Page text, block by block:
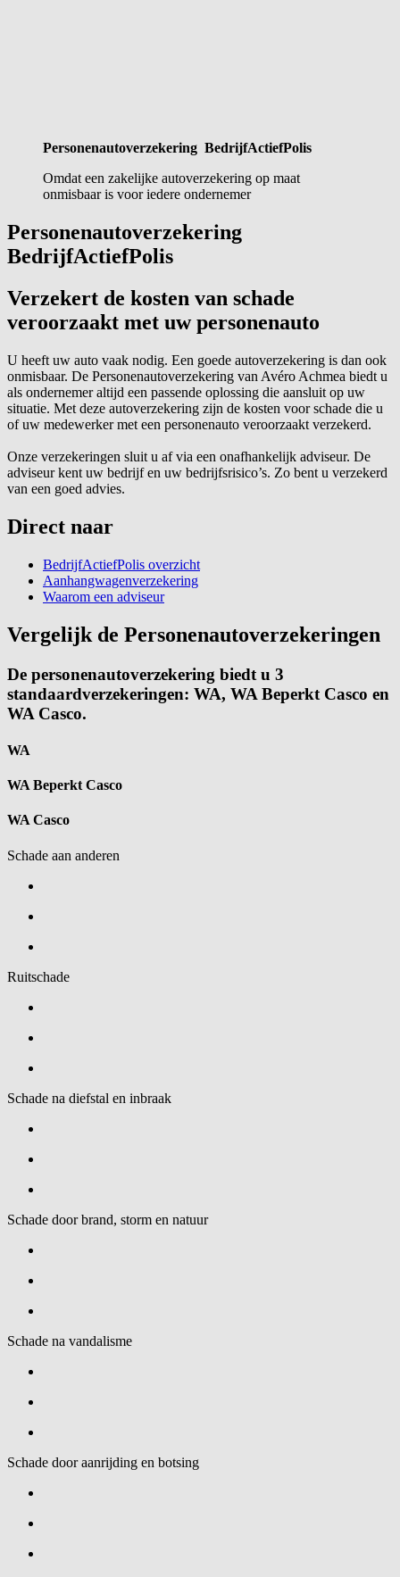
Personenautoverzekering BedrijfActiefPolis
Omdat een zakelijke autoverzekering op maat
onmisbaar is voor iedere ondernemer
Personenautoverzekering
BedrijfActiefPolis
Verzekert de kosten van schade
veroorzaakt met uw personenauto
U heeft uw auto vaak nodig. Een goede autoverzekering is dan ook
onmisbaar. De Personenautoverzekering van Avéro Achmea biedt u
als ondernemer altijd een passende oplossing die aansluit op uw
situatie. Met deze autoverzekering zijn de kosten voor schade die u
of uw medewerker met een personenauto veroorzaakt verzekerd.
Onze verzekeringen sluit u af via een onafhankelijk adviseur. De
adviseur kent uw bedrijf en uw bedrijfsrisico’s. Zo bent u verzekerd
van een goed advies.
Direct naar
BedrijfActiefPolis overzicht
Aanhangwagenverzekering
Waarom een adviseur
Vergelijk de Personenautoverzekeringen
De personenautoverzekering biedt u 3
standaardverzekeringen: WA, WA Beperkt Casco en
WA Casco.
WA
WA Beperkt Casco
WA Casco
Schade aan anderen
Ruitschade
Schade na diefstal en inbraak
Schade door brand, storm en natuur
Schade na vandalisme
Schade door aanrijding en botsing